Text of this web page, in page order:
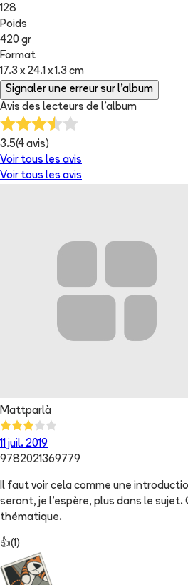
128
Poids
420 gr
Format
17.3 x 24.1 x 1.3 cm
Signaler une erreur sur l'album
Avis des lecteurs de l'album
3.5(4 avis)
Voir tous les avis
Voir tous les avis
Mattparlà
11 juil. 2019
9782021369779
Il faut voir cela comme une
seront, je l'espère, plus dans le sujet.
thématique.
👍(1)